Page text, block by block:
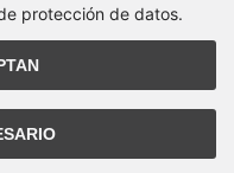
protección de datos.